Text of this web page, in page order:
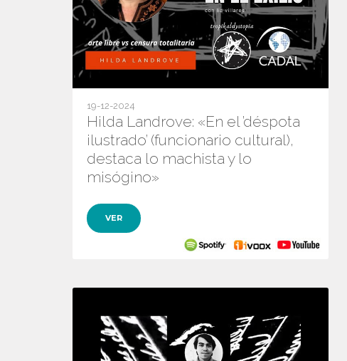
19-12-2024
Hilda Landrove: «En el ’déspota
ilustrado’ (funcionario cultural),
destaca lo machista y lo
misógino»
VER